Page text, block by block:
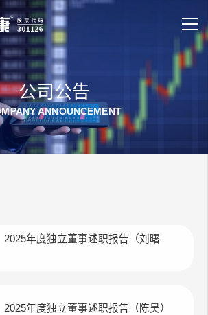
公司公告
ANNOUNCEMENT
2025年度独立董事述职报告（刘曙
2025年度独立董事述职报告（陈昊）